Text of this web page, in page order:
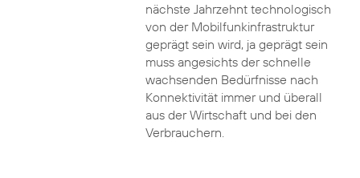
nächste Jahrzehnt technologisch
von der Mobilfunkinfrastruktur
geprägt sein wird, ja geprägt sein
muss angesichts der schnelle
wachsenden Bedürfnisse nach
Konnektivität immer und überall
aus der Wirtschaft und bei den
Verbrauchern.